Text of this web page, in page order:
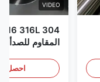
VIDEO
المدرفلة على
احصل